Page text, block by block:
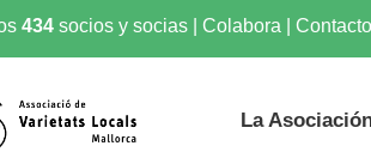
434 socios y socias Colabora Contacto
La